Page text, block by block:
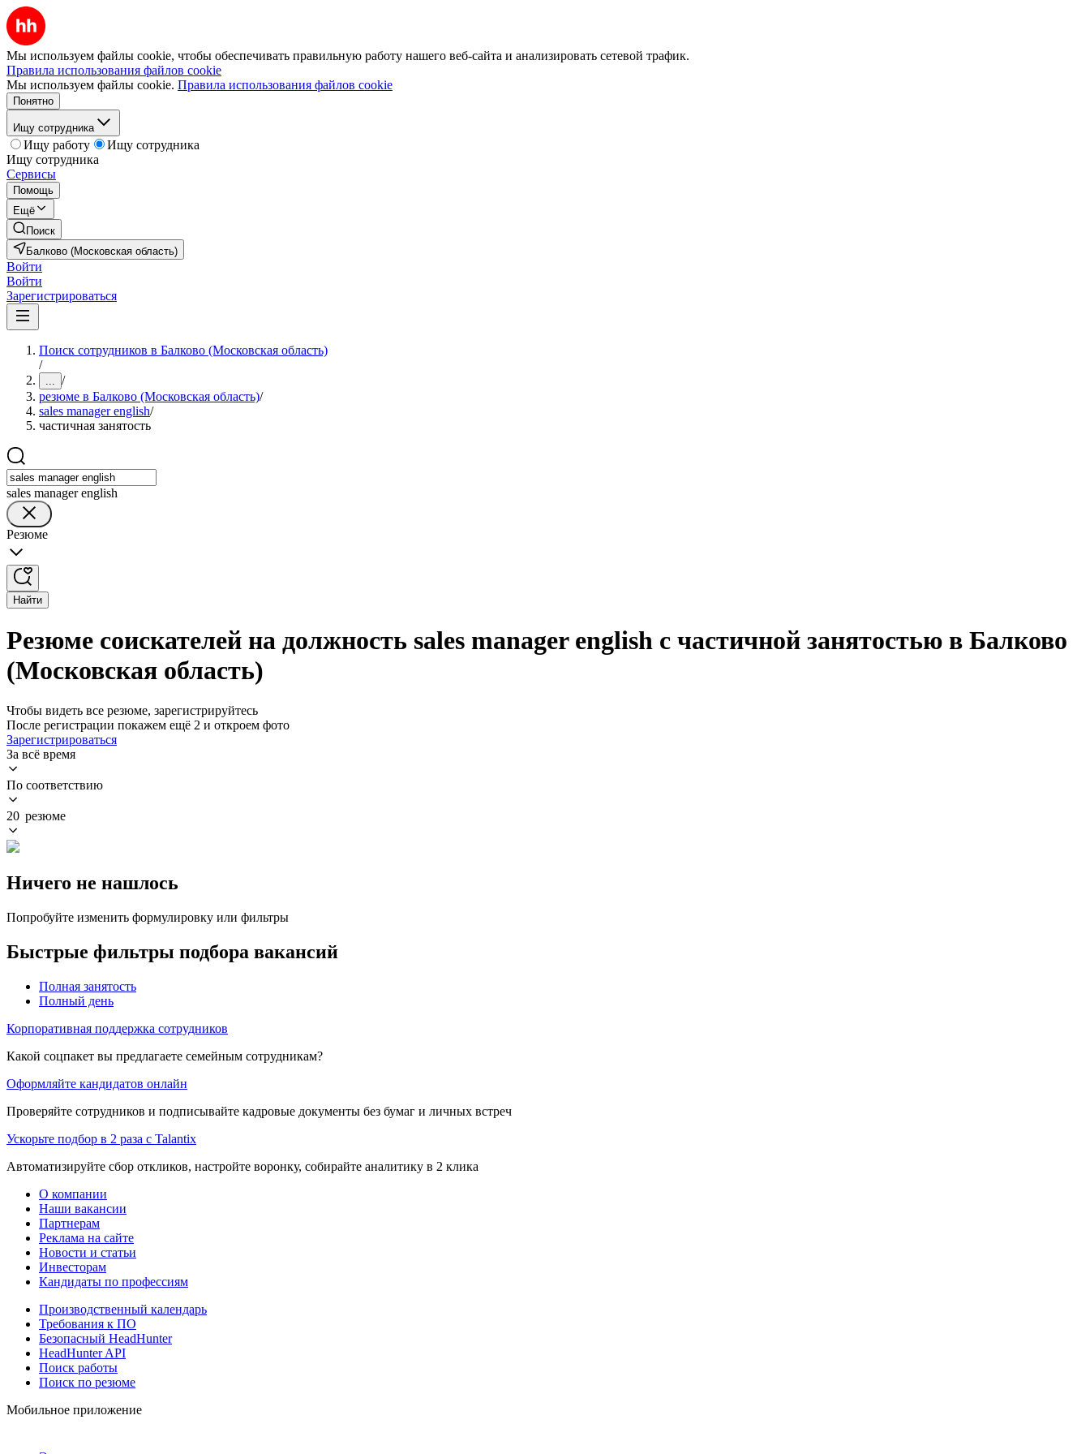
Мы используем файлы cookie, чтобы обеспечивать правильную работу нашего веб-сайта и анализировать сетевой трафик.
Правила использования файлов cookie
Мы используем файлы cookie. Правила использования файлов cookie
Понятно
Ищу сотрудника
Ищу работу
Ищу сотрудника
Ищу сотрудника
Сервисы
Помощь
Ещё
Поиск
Балково (Московская область)
Войти
Войти
Зарегистрироваться
Поиск сотрудников в Балково (Московская область)
/
... /
резюме в Балково (Московская область)/
sales manager english/
частичная занятость
sales manager english
Резюме
Найти
Резюме соискателей на должность sales manager english с частичной занятостью в Балково
(Московская область)
Чтобы видеть все резюме, зарегистрируйтесь
После регистрации покажем ещё 2 и откроем фото
Зарегистрироваться
За всё время
По соответствию
20 резюме
Ничего не нашлось
Попробуйте изменить формулировку или фильтры
Быстрые фильтры подбора вакансий
Полная занятость
Полный день
Корпоративная поддержка сотрудников
Какой соцпакет вы предлагаете семейным сотрудникам?
Оформляйте кандидатов онлайн
Проверяйте сотрудников и подписывайте кадровые документы без бумаг и личных встреч
Ускорьте подбор в 2 раза с Talantix
Автоматизируйте сбор откликов, настройте воронку, собирайте аналитику в 2 клика
О компании
Наши вакансии
Партнерам
Реклама на сайте
Новости и статьи
Инвесторам
Кандидаты по профессиям
Производственный календарь
Требования к ПО
Безопасный HeadHunter
HeadHunter API
Поиск работы
Поиск по резюме
Мобильное приложение